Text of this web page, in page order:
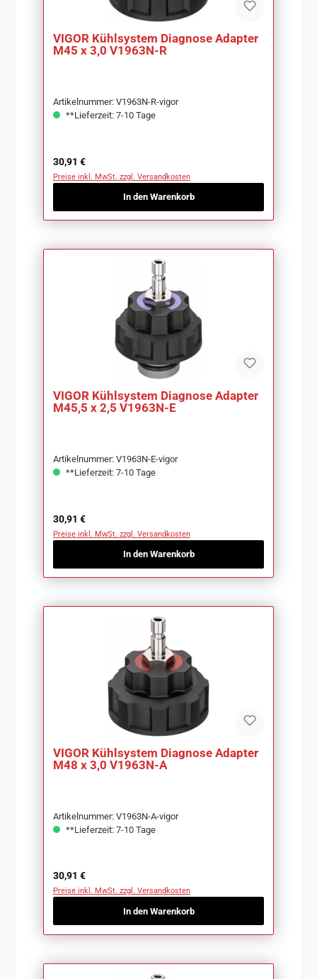
VIGOR Kühlsystem Diagnose Adapter
M45 x 3,0 V1963N-R
Artikelnummer: V1963N-R-vigor
**Lieferzeit: 7-10 Tage
Regulärer Preis:
30,91 €
Preise inkl. MwSt. zzgl. Versandkosten
In den Warenkorb
VIGOR Kühlsystem Diagnose Adapter
M45,5 x 2,5 V1963N-E
Artikelnummer: V1963N-E-vigor
**Lieferzeit: 7-10 Tage
Regulärer Preis:
30,91 €
Preise inkl. MwSt. zzgl. Versandkosten
In den Warenkorb
VIGOR Kühlsystem Diagnose Adapter
M48 x 3,0 V1963N-A
Artikelnummer: V1963N-A-vigor
**Lieferzeit: 7-10 Tage
Regulärer Preis:
30,91 €
Preise inkl. MwSt. zzgl. Versandkosten
In den Warenkorb